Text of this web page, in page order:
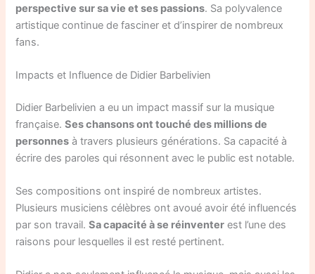
perspective sur sa vie et ses passions. Sa polyvalence
artistique continue de fasciner et d’inspirer de nombreux
fans.
Impacts et Influence de Didier Barbelivien
Didier Barbelivien a eu un impact massif sur la musique
française.Ses chansons ont touché des millions de
personnes à travers plusieurs générations. Sa capacité à
écrire des paroles qui résonnent avec le public est notable.
Ses compositions ont inspiré de nombreux artistes.
Plusieurs musiciens célèbres ont avoué avoir été influencés
par son travail.Sa capacité à se réinventer est l’une des
raisons pour lesquelles il est resté pertinent.